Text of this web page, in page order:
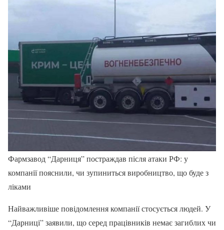
Фармзавод “Дарниця” постраждав після атаки РФ: у
компанії пояснили, чи зупиниться виробництво, що буде з
ліками
Найважливіше повідомлення компанії стосується людей. У
“Дарниці” заявили, що серед працівників немає загиблих чи